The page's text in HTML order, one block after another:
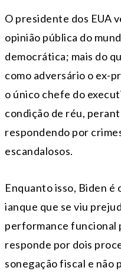
O presidente dos EUA
opinião pública do
democrática; mais do
como adversário o ex-
o único chefe do
condição de réu,
respondendo por
escandalosos.
Enquanto isso, Biden
ianque que se viu
performance funcional
responde por dois
sonegação fiscal e não